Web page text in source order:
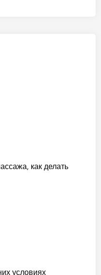
как делать
условиях